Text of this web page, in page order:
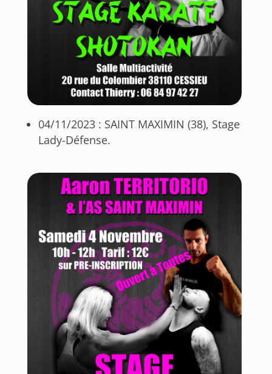
04/11/2023 : SAINT MAXIMIN (38), Stage
Lady-Défense.